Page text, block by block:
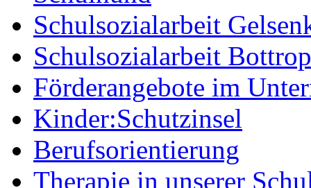
Schulsozialarbeit
Schulsozialarbeit Bottrop
Förderangebote im
Kinder:Schutzinsel
Berufsorientierung
Therapie in unserer